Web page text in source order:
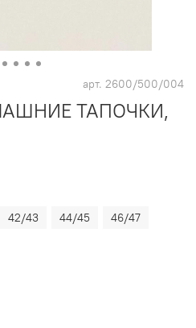
арт. 2600/500/004
ТАПОЧКИ,
42/43 44/45 46/47